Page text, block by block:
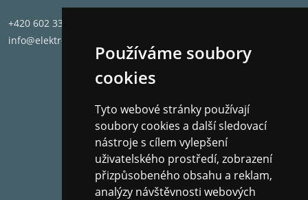
Používáme soubory
cookies
Tyto webové stránky používají
soubory cookies a další sledovací
nástroje s cílem vylepšení
uživatelského prostředí, zobrazení
přizpůsobeného obsahu a reklam,
analýzy návštěvnosti webových
+420 602 331 662
info@elektronet.cz